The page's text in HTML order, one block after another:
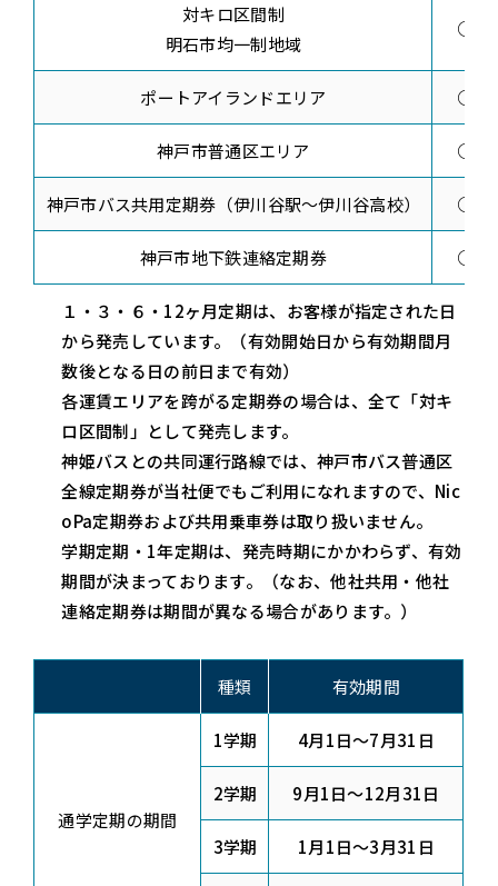
対キロ区間制
明石市均一制地域
○
ポートアイランドエリア ○
神戸市普通区エリア ○
神戸市バス共用定期券（伊川谷駅～伊川谷高校） ○
神戸市地下鉄連絡定期券 ○
１・３・６・12ヶ月定期は、お客様が指定された日
から発売しています。（有効開始日から有効期間月
数後となる日の前日まで有効）
各運賃エリアを跨がる定期券の場合は、全て「対キ
ロ区間制」として発売します。
神姫バスとの共同運行路線では、神戸市バス普通区
全線定期券が当社便でもご利用になれますので、Nic
oPa定期券および共用乗車券は取り扱いません。
学期定期・1年定期は、発売時期にかかわらず、有効
期間が決まっております。（なお、他社共用・他社
連絡定期券は期間が異なる場合があります。）
種類 有効期間
通学定期の期間
1学期 4月1日～7月31日
2学期 9月1日～12月31日
3学期 1月1日～3月31日